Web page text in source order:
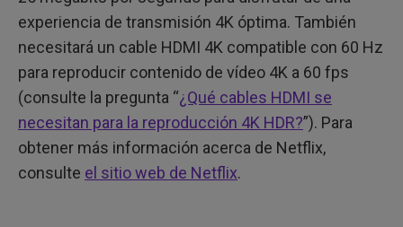
experiencia de transmisión 4K óptima. También
necesitará un cable HDMI 4K compatible con 60 Hz
para reproducir contenido de vídeo 4K a 60 fps
(consulte la pregunta “¿Qué cables HDMI se
necesitan para la reproducción 4K HDR?”). Para
obtener más información acerca de Netflix,
consulte el sitio web de Netflix.